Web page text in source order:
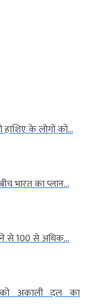
हाशिए के लोगों को...
भारत का प्लान...
से 100 से अधिक...
को अकाली दल का